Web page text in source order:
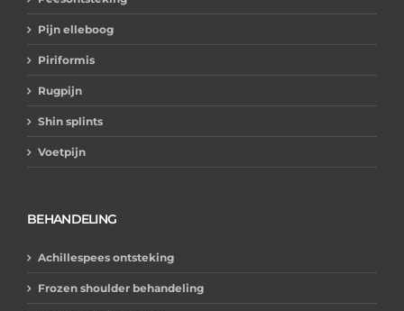
Pijn elleboog
Piriformis
Rugpijn
Shin splints
Voetpijn
BEHANDELING
Achillespees ontsteking
Frozen shoulder behandeling